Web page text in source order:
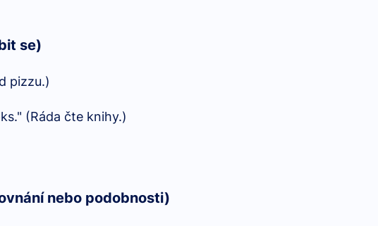
se)
pizzu.)
(Ráda čte knihy.)
nebo podobnosti)